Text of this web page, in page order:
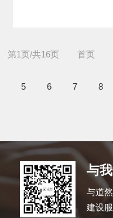
第1页/共16页 首页
5 6 7 8
与
与道
建设